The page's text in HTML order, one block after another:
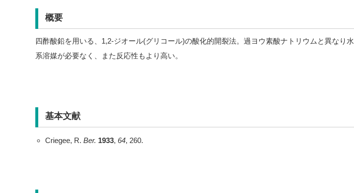
概要
四酢酸鉛を用いる、1,2-ジオール(グリコール)の酸化的開裂法。過ヨウ素酸ナトリウムと異なり水
系溶媒が必要なく、また反応性もより高い。
基本文献
Criegee, R. Ber. 1933, 64, 260.